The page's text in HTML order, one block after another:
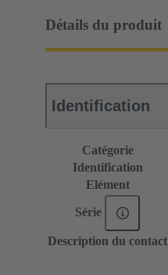
Détails du produit
Identification
Catégorie
Identification
Elément
Série
Description du contact